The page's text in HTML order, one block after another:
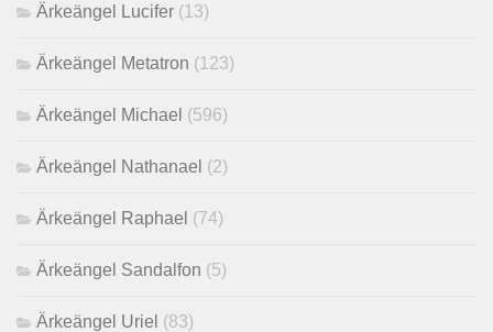
Ärkeängel Lucifer (13)
Ärkeängel Metatron (123)
Ärkeängel Michael (596)
Ärkeängel Nathanael (2)
Ärkeängel Raphael (74)
Ärkeängel Sandalfon (5)
Ärkeängel Uriel (83)